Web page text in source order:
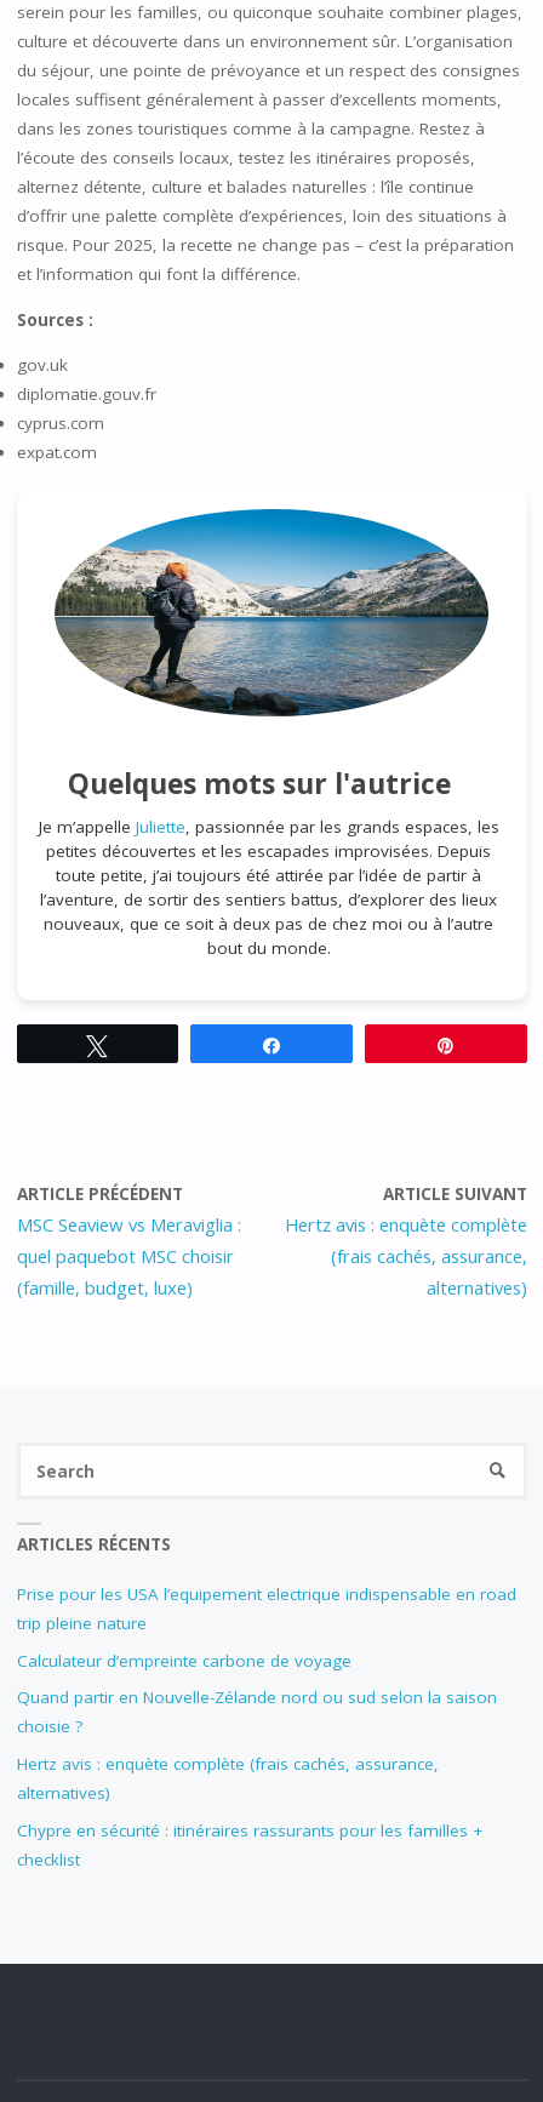
serein pour les familles, ou quiconque souhaite combiner plages,
culture et découverte dans un environnement sûr. L’organisation
du séjour, une pointe de prévoyance et un respect des consignes
locales suffisent généralement à passer d’excellents moments,
dans les zones touristiques comme à la campagne. Restez à
l’écoute des conseils locaux, testez les itinéraires proposés,
alternez détente, culture et balades naturelles : l’île continue
d’offrir une palette complète d’expériences, loin des situations à
risque. Pour 2025, la recette ne change pas – c’est la préparation
et l’information qui font la différence.
Sources :
gov.uk
diplomatie.gouv.fr
cyprus.com
expat.com
Quelques mots sur l'autrice
Je m’appelle Juliette , passionnée par les grands espaces, les
petites découvertes et les escapades improvisées. Depuis
toute petite, j’ai toujours été attirée par l’idée de partir à
l’aventure, de sortir des sentiers battus, d’explorer des lieux
nouveaux, que ce soit à deux pas de chez moi ou à l’autre
bout du monde.
ARTICLE PRÉCÉDENT
MSC Seaview vs Meraviglia :
quel paquebot MSC choisir
(famille, budget, luxe)
ARTICLE SUIVANT
Hertz avis : enquète complète
(frais cachés, assurance,
alternatives)
ARTICLES RÉCENTS
Prise pour les USA l’equipement electrique indispensable en road
trip pleine nature
Calculateur d’empreinte carbone de voyage
Quand partir en Nouvelle-Zélande nord ou sud selon la saison
choisie ?
Hertz avis : enquète complète (frais cachés, assurance,
alternatives)
Chypre en sécurité : itinéraires rassurants pour les familles +
checklist